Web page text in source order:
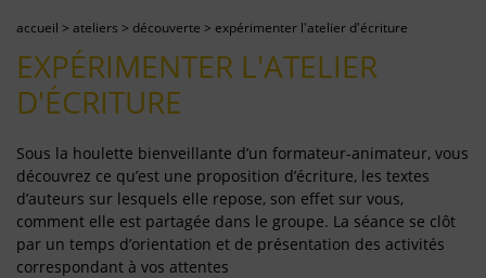
accueil > ateliers > découverte > expérimenter l'atelier d'écriture
EXPÉRIMENTER L'ATELIER
D'ÉCRITURE
Sous la houlette bienveillante d’un formateur-animateur, vous
découvrez ce qu’est une proposition d’écriture, les textes
d’auteurs sur lesquels elle repose, son effet sur vous,
comment elle est partagée dans le groupe. La séance se clôt
par un temps d’orientation et de présentation des activités
correspondant à vos attentes